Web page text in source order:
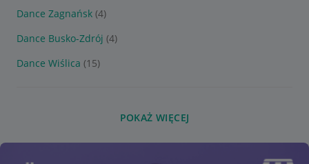
Dance Zagnańsk (4)
Dance Busko-Zdrój (4)
Dance Wiślica (15)
POKAŻ WIĘCEJ